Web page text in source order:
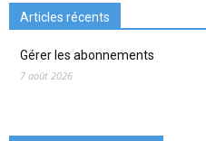
Articles récents
Gérer les abonnements
7 août 2026